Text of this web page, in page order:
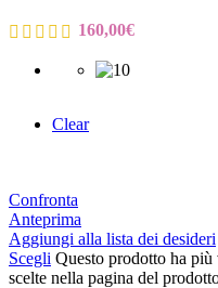
160,00€
Clear
Confronta
Anteprima
Aggiungi alla lista dei desideri
Scegli Questo prodotto ha
scelte nella pagina del